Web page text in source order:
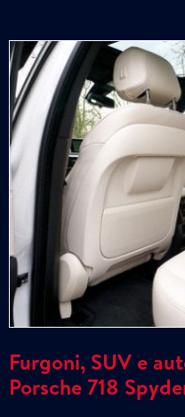
Furgoni, SUV e
Porsche 718